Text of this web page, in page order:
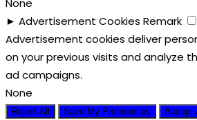
► Advertisement Cookies Remark
Advertisement cookies deliver
on your previous visits and analyze
ad campaigns.
None
Reject All Save My Preferences Accept